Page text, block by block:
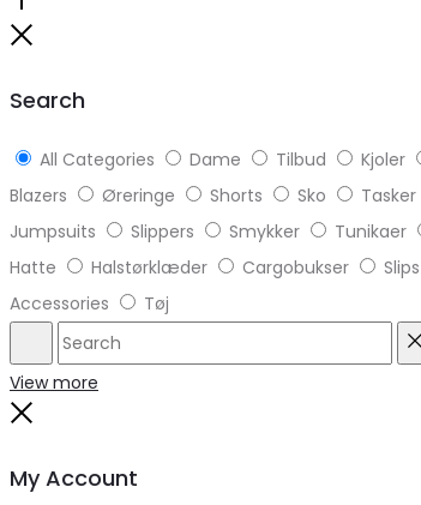
Search
All Categories Dame Tilbud Kjoler
Blazers
Øreringe Shorts Sko Tasker
Jumpsuits
Slippers Smykker Tunikaer
Hatte
Halstørklæder Cargobukser Slips
Accessories
Tøj
Search
View more
My Account